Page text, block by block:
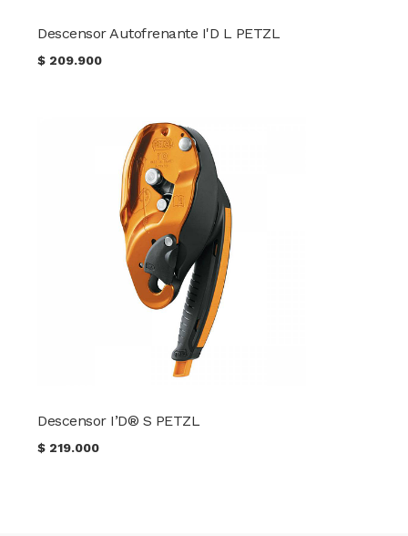
Descensor Autofrenante I'D L PETZL
$ 209.900
Descensor I’D® S PETZL
$ 219.000